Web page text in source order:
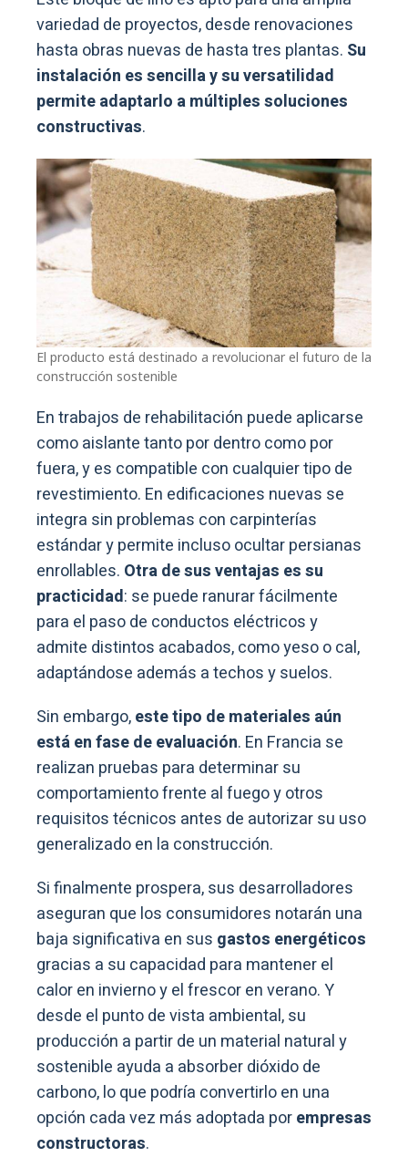
variedad de proyectos, desde renovaciones
hasta obras nuevas de hasta tres plantas. Su
instalación es sencilla y su versatilidad
permite adaptarlo a múltiples soluciones
constructivas.
El producto está destinado a revolucionar el futuro de la
construcción sostenible
En trabajos de rehabilitación puede aplicarse
como aislante tanto por dentro como por
fuera, y es compatible con cualquier tipo de
revestimiento. En edificaciones nuevas se
integra sin problemas con carpinterías
estándar y permite incluso ocultar persianas
enrollables. Otra de sus ventajas es su
practicidad: se puede ranurar fácilmente
para el paso de conductos eléctricos y
admite distintos acabados, como yeso o cal,
adaptándose además a techos y suelos.
Sin embargo,este tipo de materiales aún
está en fase de evaluación. En Francia se
realizan pruebas para determinar su
comportamiento frente al fuego y otros
requisitos técnicos antes de autorizar su uso
generalizado en la construcción.
Si finalmente prospera, sus desarrolladores
aseguran que los consumidores notarán una
baja significativa en sus gastos energéticos
gracias a su capacidad para mantener el
calor en invierno y el frescor en verano. Y
desde el punto de vista ambiental, su
producción a partir de un material natural y
sostenible ayuda a absorber dióxido de
carbono, lo que podría convertirlo en una
opción cada vez más adoptada porempresas
constructoras.